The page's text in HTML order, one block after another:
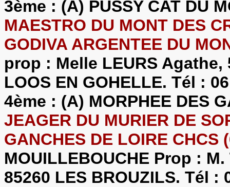
3ème : (A) PUSSY CAT DU
MAESTRO DU MONT DES
GODIVA ARGENTEE DU
prop : Melle LEURS
LOOS EN GOHELLE. Tél :
4ème : (A) MORPHEE DES
JEAGER DU MURIER DE
GANCHES DE LOIRE CHCS
MOUILLEBOUCHE Prop :
85260 LES BROUZILS. Tél :